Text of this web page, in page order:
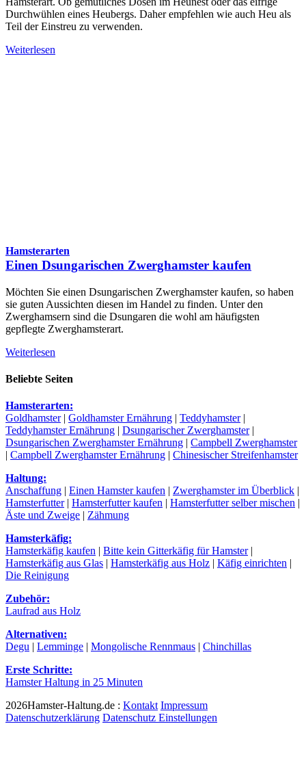
Durchwühlen eines Heubergs. Daher empfehlen wie auch Heu als
Teil der Einstreu zu verwenden.
Weiterlesen
Hamsterarten
Einen Dsungarischen Zwerghamster kaufen
Möchten Sie einen Dsungarischen Zwerghamster kaufen, so haben
sie guten Aussichten diesen im Handel zu finden. Unter den
Zwerghamsern sind die Dsungaren die wohl am häufigsten
gepflegte Zwerghamsterart.
Weiterlesen
Beliebte Seiten
Hamsterarten:
Goldhamster| Goldhamster Ernährung | Teddyhamster|
Teddyhamster Ernährung | Dsungarischer Zwerghamster|
Dsungarischen Zwerghamster Ernährung | Campbell Zwerghamster
| Campbell Zwerghamster Ernährung | Chinesischer Streifenhamster
Haltung:
Anschaffung | Einen Hamster kaufen | Zwerghamster im Überblick |
Hamsterfutter| Hamsterfutter kaufen | Hamsterfutter selber mischen |
Äste und Zweige | Zähmung
Hamsterkäfig:
Hamsterkäfig kaufen | Bitte kein Gitterkäfig für Hamster|
Hamsterkäfig aus Glas | Hamsterkäfig aus Holz | Käfig einrichten |
Die Reinigung
Zubehör:
Laufrad aus Holz
Alternativen:
Degu | Lemminge | Mongolische Rennmaus | Chinchillas
Erste Schritte:
Hamster Haltung in 25 Minuten
2026Hamster-Haltung.de : Kontakt Impressum
Datenschutzerklärung Datenschutz Einstellungen